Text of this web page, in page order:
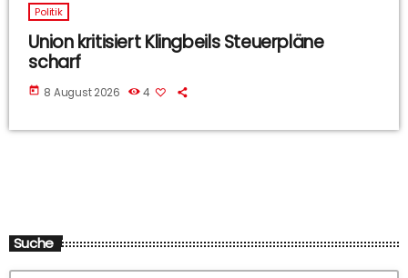
Politik
Union kritisiert Klingbeils Steuerpläne
scharf
today 8 August 2026 4
Suche